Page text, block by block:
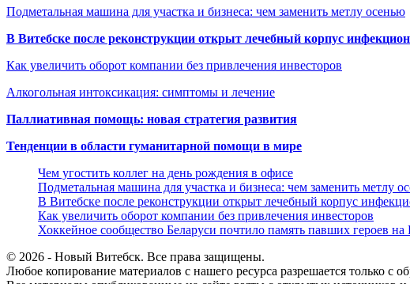
Подметальная машина для участка и бизнеса: чем заменить метлу осенью
В Витебске после реконструкции открыт лечебный корпус
Как увеличить оборот компании без привлечения инвесторов
Алкогольная интоксикация: симптомы и лечение
Паллиативная помощь: новая стратегия развития
Тенденции в области гуманитарной помощи в мире
Чем угостить коллег на день рождения в офисе
Подметальная машина для участка и бизнеса: чем заменить метлу
В Витебске после реконструкции открыт лечебный корпус
Как увеличить оборот компании без привлечения инвесторов
Хоккейное сообщество Беларуси почтило память павших героев
© 2026 - Новый Витебск. Все права защищены.
Любое копирование материалов с нашего ресурса разрешается только с